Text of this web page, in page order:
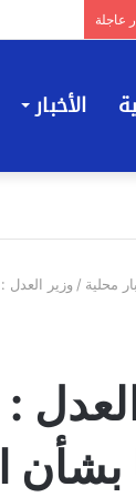
عاجلة
الأخبار
محلية / وزير العدل
بشأن